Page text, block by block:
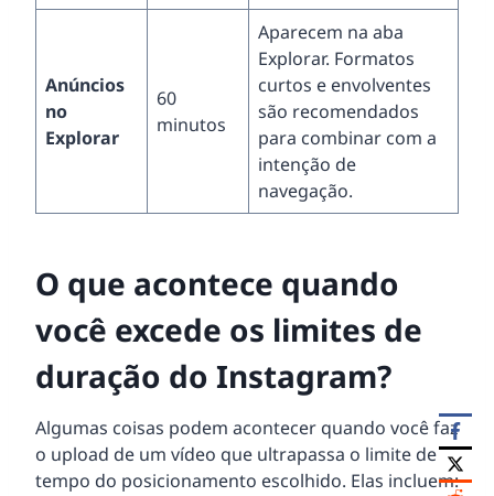
Anúncios
no
Explorar
60
minutos
Aparecem na aba
Explorar. Formatos
curtos e envolventes
são recomendados
para combinar com a
intenção de
navegação.
O que acontece quando
você excede os limites de
duração do Instagram?
Algumas coisas podem acontecer quando você faz
o upload de um vídeo que ultrapassa o limite de
tempo do posicionamento escolhido. Elas incluem: